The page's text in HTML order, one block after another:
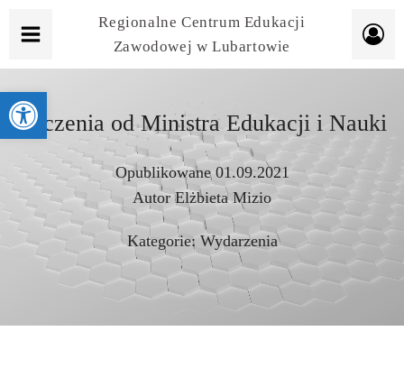
Regionalne Centrum Edukacji
Zawodowej w Lubartowie
Życzenia od Ministra Edukacji i Nauki
Opublikowane 01.09.2021
AutorElżbieta Mizio
Kategorie: Wydarzenia
Otwórz pasek narzędzi